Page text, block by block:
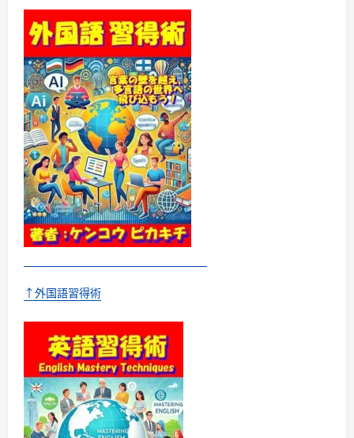
英
英
単
語
に
つ
い
て
さ
ら
に
読
む
↑外国語習得術